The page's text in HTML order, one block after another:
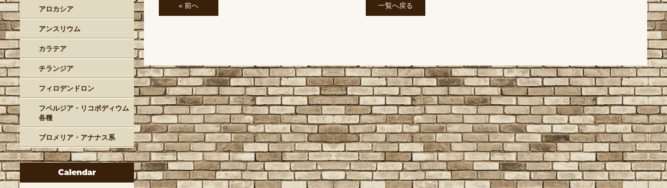
« 前へ 一覧へ戻る
アロカシア
アンスリウム
カラテア
チランジア
フィロデンドロン
フペルジア・リコポディウム
各種
ブロメリア・アナナス系
Calendar